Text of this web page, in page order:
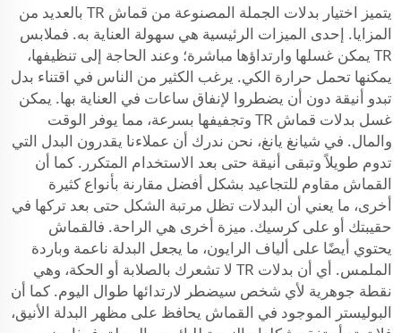
يتميز اختيار بدلات الجملة المصنوعة من قماش TR بالعديد من
المزايا. إحدى الميزات الرئيسية هي سهولة العناية به. فملابس
TR يمكن غسلها وارتداؤها مباشرة؛ وعند الحاجة إلى تنظيفها،
يمكنها تحمل حرارة الكي. يرغب الكثير من الناس في اقتناء بدل
تبدو أنيقة دون أن يضطروا لإنفاق ساعات في العناية بها. يمكن
غسل بدلات قماش TR وتجفيفها بسرعة، مما يوفر الوقت
والمال. في شيانغ يانغ، نحن ندرك أن عملاءنا يقدرون البدل التي
تدوم طويلاً وتبقى أنيقة حتى بعد الاستخدام المتكرر. كما أن
القماش مقاوم للتجاعيد بشكل أفضل مقارنة بأنواع كثيرة
أخرى، ما يعني أن البدلات تظل مرتبة الشكل حتى بعد تركها في
حقيبتك أو على كرسيك. ميزة أخرى هي الراحة. فالقماش
يحتوي أيضًا على ألياف الرايون، ما يجعل البدلة ناعمة وباردة
الملمس. أي أن بدلات TR لا تشعرك بالصلابة أو الحكة، وهي
نقطة جوهرية لأي شخص سيضطر لارتدائها طوال اليوم. كما أن
البوليستر الموجود في القماش يحافظ على مظهر البدلة الأنيق،